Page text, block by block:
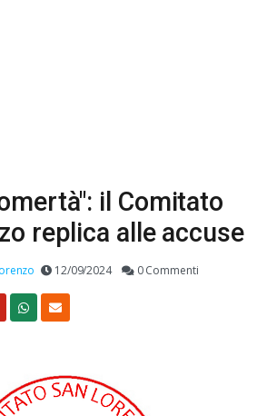
il Comitato
replica alle accuse
12/09/2024 0 Commenti